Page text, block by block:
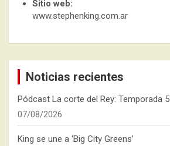
Sitio web:
www.stephenking.com.ar
Noticias recientes
Pódcast La corte del Rey: Temporada 5
07/08/2026
King se une a ‘Big City Greens’